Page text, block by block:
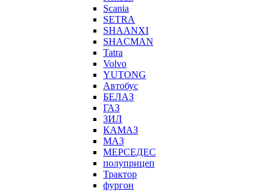
Scania
SETRA
SHAANXI
SHACMAN
Tatra
Volvo
YUTONG
Автобус
БЕЛАЗ
ГАЗ
ЗИЛ
КАМАЗ
МАЗ
МЕРСЕДЕС
полуприцеп
Трактор
фургон